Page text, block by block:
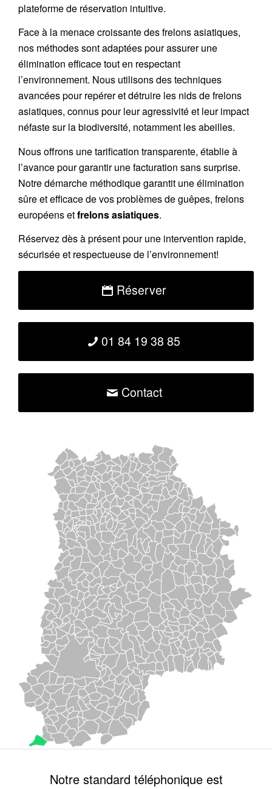
plateforme de réservation intuitive.
Face à la menace croissante des frelons asiatiques,
nos méthodes sont adaptées pour assurer une
élimination efficace tout en respectant
l’environnement. Nous utilisons des techniques
avancées pour repérer et détruire les nids defrelons
asiatiques, connus pour leur agressivité et leur impact
néfaste sur la biodiversité, notamment les abeilles.
Nous offrons unetarification transparente, établie à
l’avance pour garantir une facturation sans surprise.
Notre démarche méthodique garantit une élimination
sûre et efficace de vos problèmes de guêpes, frelons
européens etfrelons asiatiques.
Réservezdès à présent pour une intervention rapide,
sécurisée et respectueuse de l’environnement!
Réserver
01 84 19 38 85
Contact
Notre standard téléphonique est